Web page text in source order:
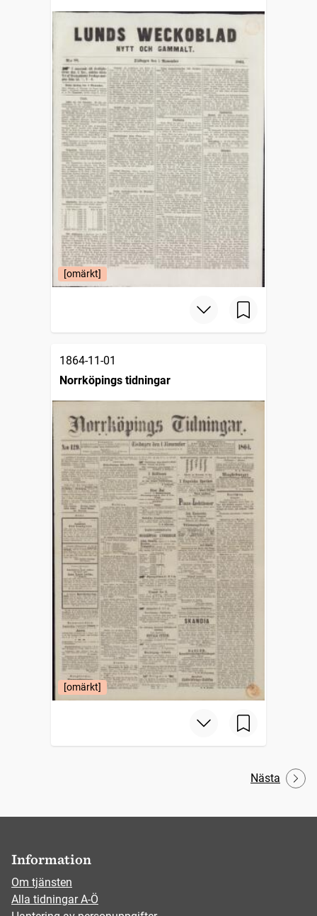
gammalt
[omärkt]
1864-11-01
Norrköpings tidningar
[omärkt]
Nästa
Information
Om tjänsten
Alla tidningar A-Ö